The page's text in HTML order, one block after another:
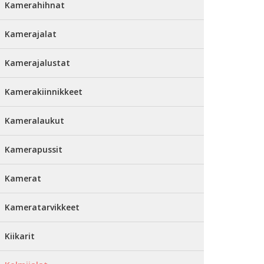
Kamerahihnat
Kamerajalat
Kamerajalustat
Kamerakiinnikkeet
Kameralaukut
Kamerapussit
Kamerat
Kameratarvikkeet
Kiikarit